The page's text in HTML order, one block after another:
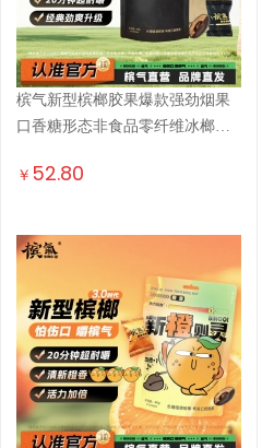
槟气新型槟榔胶果爆款强劲烟果
口香糖形态非食品零纤维冰榔槟
￥ 52.80